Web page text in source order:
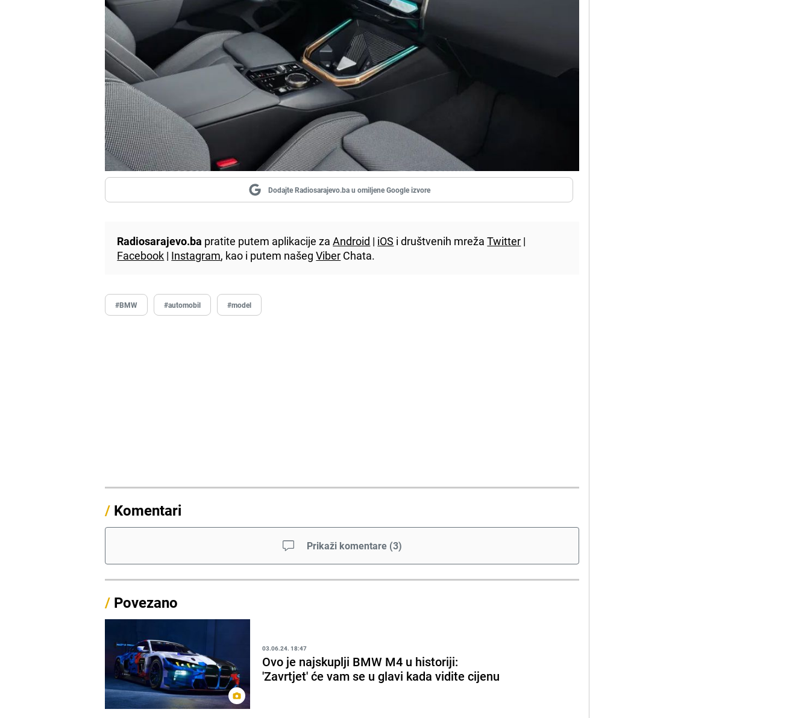
Dodajte Radiosarajevo.ba u omiljene Google izvore
Radiosarajevo.ba pratite putem aplikacije zaAndroid | iOS i društvenih mrežaTwitter |
Facebook | Instagram, kao i putem našegViber Chata.
#BMW #automobil #model
/ Komentari
Prikaži komentare (3)
/ Povezano
03.06.24. 18:47
Ovo je najskuplji BMW M4 u historiji:
'Zavrtjet' će vam se u glavi kada vidite cijenu